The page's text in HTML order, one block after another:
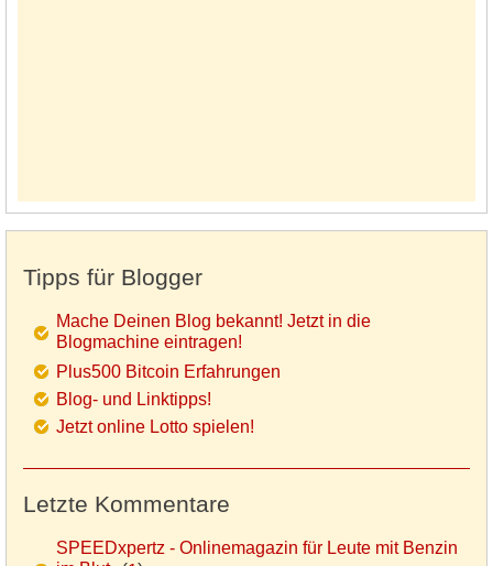
Tipps für Blogger
Mache Deinen Blog bekannt! Jetzt in die
Blogmachine eintragen!
Plus500 Bitcoin Erfahrungen
Blog- und Linktipps!
Jetzt online Lotto spielen!
Letzte Kommentare
SPEEDxpertz - Onlinemagazin für Leute mit Benzin